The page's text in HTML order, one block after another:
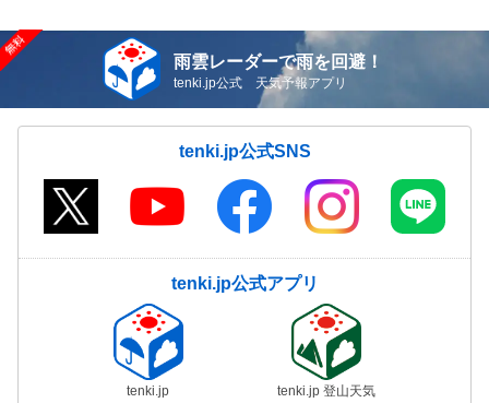
雨雲レーダーで雨を回避！
tenki.jp公式 天気予報アプリ
tenki.jp公式SNS
tenki.jp公式アプリ
tenki.jp tenki.jp 登山天気